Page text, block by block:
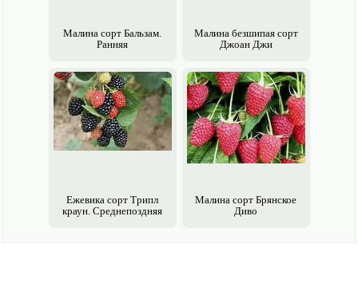
Малина сорт Бальзам.
Ранняя
Малина безшипая сорт
Джоан Джи
Ежевика сорт Трипл
краун. Среднепоздняя
Малина сорт Брянское
Диво